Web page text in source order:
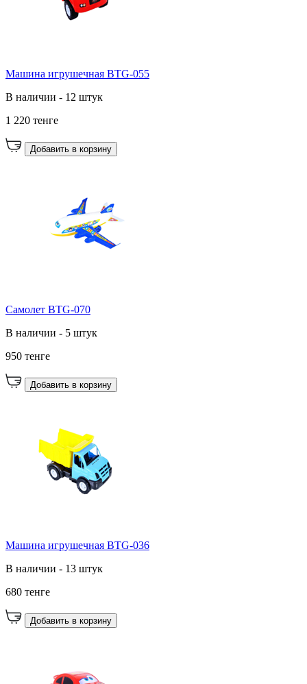
Машина игрушечная BTG-055
В наличии - 12 штук
1 220 тенге
Добавить в корзину
Самолет BTG-070
В наличии - 5 штук
950 тенге
Добавить в корзину
Машина игрушечная BTG-036
В наличии - 13 штук
680 тенге
Добавить в корзину